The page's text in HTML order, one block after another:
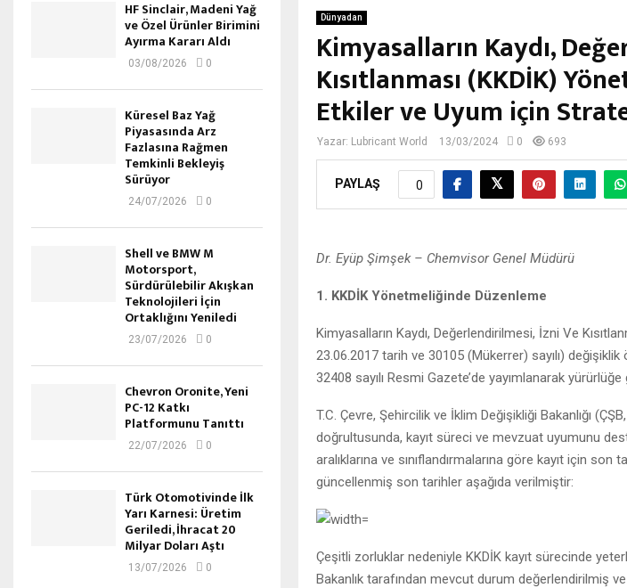
Dünyadan
Kimyasalların Kaydı,
Kısıtlanması (KKDİK)
Etkiler ve Uyum için
Yazar: Lubricant World 13/03/2024 0 693
PAYLAŞ 0
Dr. Eyüp Şimşek – Chemvisor Genel Müdürü
1. KKDİK Yönetmeliğinde Düzenleme
Kimyasalların Kaydı, Değerlendirilmesi, İzni Ve
23.06.2017 tarih ve 30105 (Mükerrer) sayılı)
32408 sayılı Resmi Gazete’de yayımlanarak yürürlüğe
T.C. Çevre, Şehircilik ve İklim Değişikliği Bakanlığı
doğrultusunda, kayıt süreci ve mevzuat uyumunu
aralıklarına ve sınıflandırmalarına göre kayıt için
güncellenmiş son tarihler aşağıda verilmiştir:
Çeşitli zorluklar nedeniyle KKDİK kayıt sürecinde
Bakanlık tarafından mevcut durum değerlendirilmiş
HF Sinclair, Madeni Yağ
ve Özel Ürünler Birimini
Ayırma Kararı Aldı
03/08/2026 0
Küresel Baz Yağ
Piyasasında Arz
Fazlasına Rağmen
Temkinli Bekleyiş
Sürüyor
24/07/2026 0
Shell ve BMW M
Motorsport,
Sürdürülebilir Akışkan
Teknolojileri İçin
Ortaklığını Yeniledi
23/07/2026 0
Chevron Oronite, Yeni
PC-12 Katkı
Platformunu Tanıttı
22/07/2026 0
Türk Otomotivinde İlk
Yarı Karnesi: Üretim
Geriledi, İhracat 20
Milyar Doları Aştı
13/07/2026 0